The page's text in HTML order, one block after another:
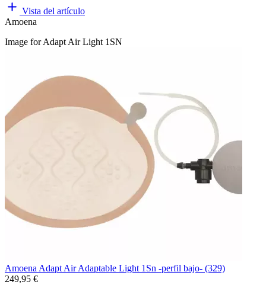
Vista del artículo
Amoena
Image for Adapt Air Light 1SN
Amoena Adapt Air Adaptable Light 1Sn -perfil bajo- (329)
249,95 €